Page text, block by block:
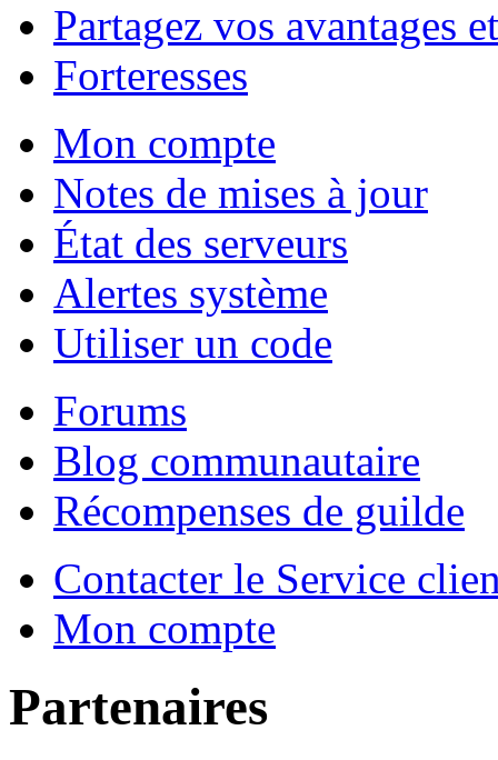
Partagez vos avantages
Forteresses
Mon compte
Notes de mises à jour
État des serveurs
Alertes système
Utiliser un code
Forums
Blog communautaire
Récompenses de guilde
Contacter le Service
Mon compte
Partenaires